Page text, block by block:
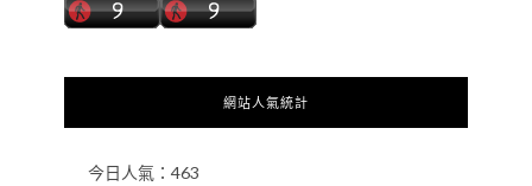
網站人氣統計
今日人氣： 463